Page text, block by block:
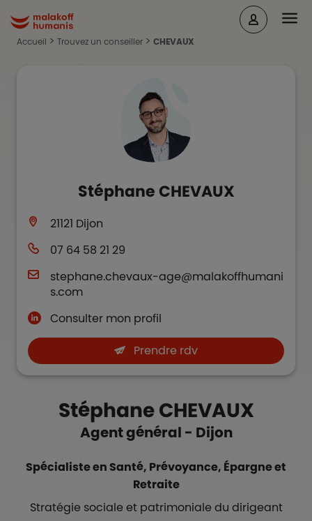
Malakoff Humanis Accueil
Accueil Trouvez un conseiller CHEVAUX
StéphaneCHEVAUX
Agent général - Dijon
Spécialiste en Santé, Prévoyance, Épargne et
Retraite
Stratégie sociale et patrimoniale du dirigeant
StéphaneCHEVAUX
21121 Dijon
07 64 58 21 29
stephane.chevaux-age@malakoffhumani
s.com
Consulter mon profil
Prendre rdv